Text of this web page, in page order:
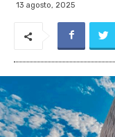
13 agosto, 2025